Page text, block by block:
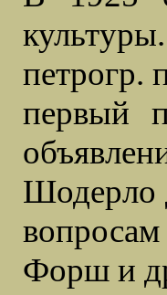
петрогр.
первый
Шодерло
Форш и